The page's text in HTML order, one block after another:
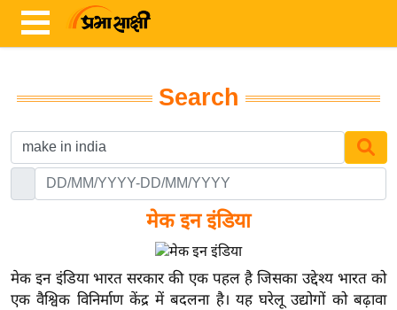
ता
ज़ा
ख
ष्ट्री
य
Search
मेक इन इंडिया
मेक इन इंडिया भारत सरकार की एक पहल है जिसका उद्देश्य भारत को
एक वैश्विक विनिर्माण केंद्र में बदलना है। यह घरेलू उद्योगों को बढ़ावा